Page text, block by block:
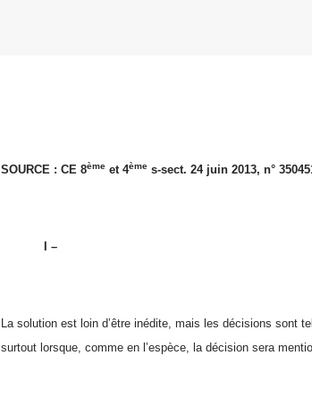
SOURCE : CE 8ème et 4ème s-sect. 24 juin 2013, n°
I –
La solution est loin d’être inédite, mais les décisions sont
surtout lorsque, comme en l’espèce, la décision sera